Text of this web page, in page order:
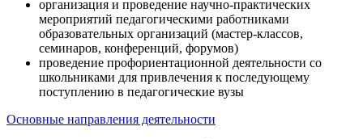
организация и проведение научно-практических
мероприятий педагогическими работниками
образовательных организаций (мастер-классов,
семинаров, конференций, форумов)
проведение профориентационной деятельности со
школьниками для привлечения к последующему
поступлению в педагогические вузы
Основные направления деятельности